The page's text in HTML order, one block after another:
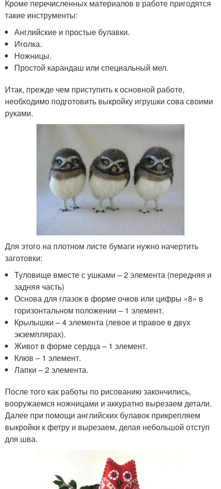
Кроме перечисленных материалов в работе пригодятся
такие инструменты:
Английские и простые булавки.
Иголка.
Ножницы.
Простой карандаш или специальный мел.
Итак, прежде чем приступить к основной работе,
необходимо подготовить выкройку игрушки сова своими
руками.
Для этого на плотном листе бумаги нужно начертить
заготовки:
Туловище вместе с ушками – 2 элемента (передняя и
задняя часть)
Основа для глазок в форме очков или цифры «8» в
горизонтальном положении – 1 элемент.
Крылышки – 4 элемента (левое и правое в двух
экземплярах).
Живот в форме сердца – 1 элемент.
Клюв – 1 элемент.
Лапки – 2 элемента.
После того как работы по рисованию закончились,
вооружаемся ножницами и аккуратно вырезаем детали.
Далее при помощи английских булавок прикрепляем
выкройки к фетру и вырезаем, делая небольшой отступ
для шва.